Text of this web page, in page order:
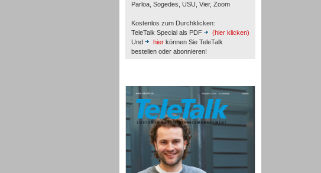
Parloa, Sogedes, USU, Vier, Zoom
Kostenlos zum Durchklicken:
TeleTalk Special als PDF
(hier klicken)
Und
hier können Sie TeleTalk
bestellen oder abonnieren!
Inbound